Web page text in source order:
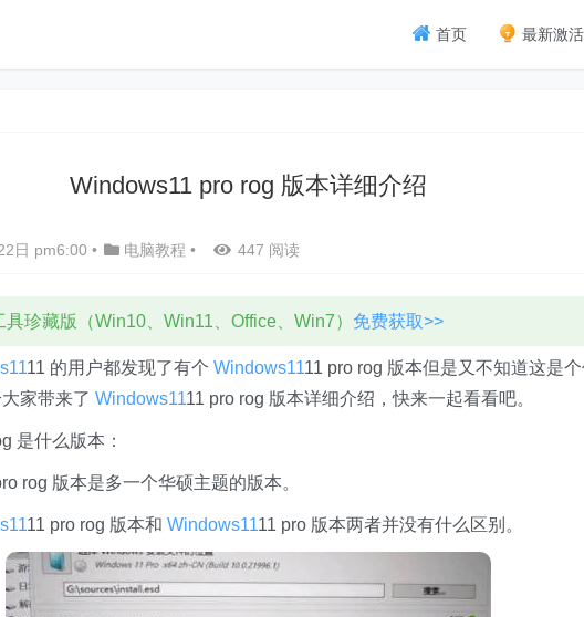
首页 最新激
Windows11 pro rog 版本详细介绍
日 pm6:00 • 电脑教程 • 447 阅读
珍藏版（Win10、Win11、Office、Win7） 免费获取>>
11 的用户都发现了有个 Windows1111 pro rog 版本但是又不知道这是
家带来了 Windows1111 pro rog 版本详细介绍，快来一起看看吧。
是什么版本：
rog 版本是多一个华硕主题的版本。
11 pro rog 版本和 Windows1111 pro 版本两者并没有什么区别。